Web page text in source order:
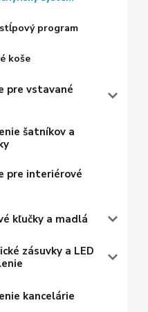
program
koše
pre vstavané
šatníkov a
pre interiérové
kľučky a madlá
zásuvky a LED
kancelárie